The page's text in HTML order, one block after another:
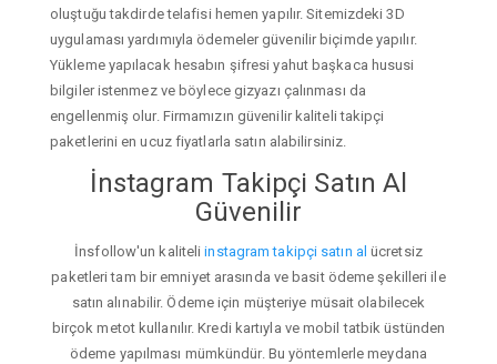
oluştuğu takdirde telafisi hemen yapılır. Sitemizdeki 3D
uygulaması yardımıyla ödemeler güvenilir biçimde yapılır.
Yükleme yapılacak hesabın şifresi yahut başkaca hususi
bilgiler istenmez ve böylece gizyazı çalınması da
engellenmiş olur. Firmamızın güvenilir kaliteli takipçi
paketlerini en ucuz fiyatlarla satın alabilirsiniz.
İnstagram Takipçi Satın Al
Güvenilir
İnsfollow'un kaliteliinstagram takipçi satın al ücretsiz
paketleri tam bir emniyet arasında ve basit ödeme şekilleri ile
satın alınabilir. Ödeme için müşteriye müsait olabilecek
birçok metot kullanılır. Kredi kartıyla ve mobil tatbik üstünden
ödeme yapılması mümkündür. Bu yöntemlerle meydana